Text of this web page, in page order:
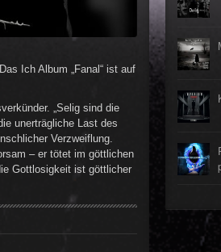
►
►
►
►
►
Ich Album „Fanal“ ist auf
„Selig sind die
unerträgliche Last des
Verzweiflung.
– er tötet im göttlichen
Gottlosigkeit ist göttlicher